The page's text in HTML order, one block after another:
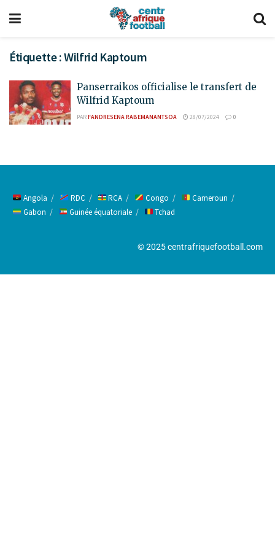
Étiquette :Wilfrid Kaptoum
Panserraikos officialise le transfert de
Wilfrid Kaptoum
PARFANDRESENA RABEMANANTSOA 28/07/2024 0
Angola RDC RCA Congo
Cameroun
Gabon
Guinée équatoriale Tchad
© 2025 centrafriquefootball.com